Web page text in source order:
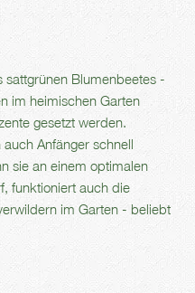
sattgrünen Blumenbeetes -
im heimischen Garten
gesetzt werden.
Anfänger schnell
sie an einem optimalen
funktioniert auch die
im Garten - beliebt